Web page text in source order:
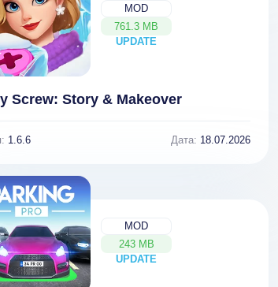
MOD
761.3 MB
UPDATE
NEW
Screw: Story & Makeover
1.6.6 Дата: 18.07.2026
MOD
243 MB
UPDATE
NEW